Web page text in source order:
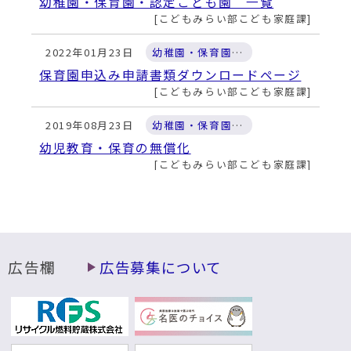
こどもみらい部こども家庭課
2022年01月23日 幼稚園・保育園・認定こども園
保育園申込み申請書類ダウンロードページ
こどもみらい部こども家庭課
2019年08月23日 幼稚園・保育園・認定こども園
幼児教育・保育の無償化
こどもみらい部こども家庭課
広告欄 広告募集について